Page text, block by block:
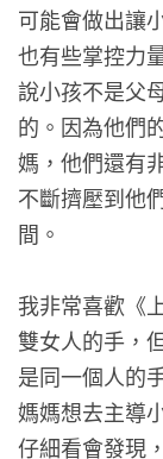
可能會做出讓
也有些掌控力
說小孩不是父
的。因為他們
媽，他們還有
不斷擠壓到他
間。
我非常喜歡《
雙女人的手，
是同一個人的
媽媽想去主導
仔細看會發現